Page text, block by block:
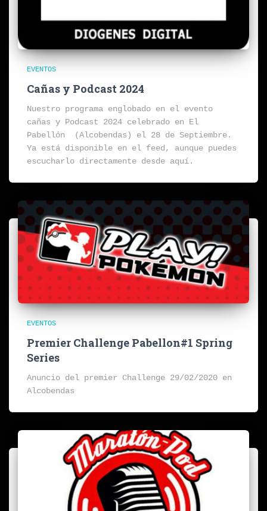
EVENTOS
Cañas y Podcast 2024
Nuestro programa englobado en el evento
cañas y Podcast 2024 celebrado en El
Pabellón (Alcobendas) el 28 de Septiembre.
Ya está disponible en el feed, aunque puedes
escucharlo directamente desde aquí.
EVENTOS
Premier Challenge Pabellon#1 Spring
Series
Anuncio del premier Challenge 29/02/2020 en
Alcobendas